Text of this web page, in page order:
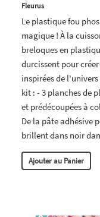
Fleurus
Le plastique fou
magique ! À la
breloques en
durcissent pour
inspirées de
kit : - 3 planches de
et prédécoupées à
De la pâte adhésive
brillent dans noir
Ajouter au Panier